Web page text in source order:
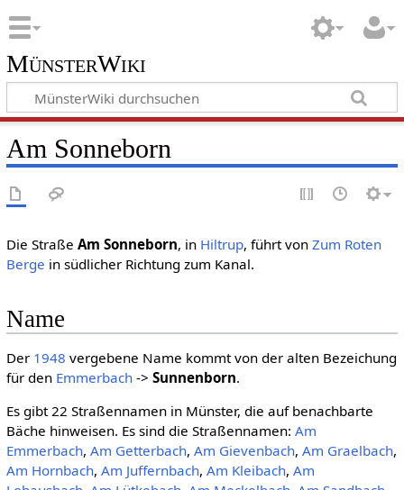
MünsterWiki
Am Sonneborn
Die Straße Am Sonneborn, in Hiltrup, führt von Zum Roten
Berge in südlicher Richtung zum Kanal.
Name
Der 1948 vergebene Name kommt von der alten Bezeichung
für den Emmerbach-> Sunnenborn.
Es gibt 22 Straßennamen in Münster, die auf benachbarte
Bäche hinweisen. Es sind die Straßennamen: Am
Emmerbach, Am Getterbach, Am Gievenbach, Am Graelbach,
Am Hornbach, Am Juffernbach, Am Kleibach, Am